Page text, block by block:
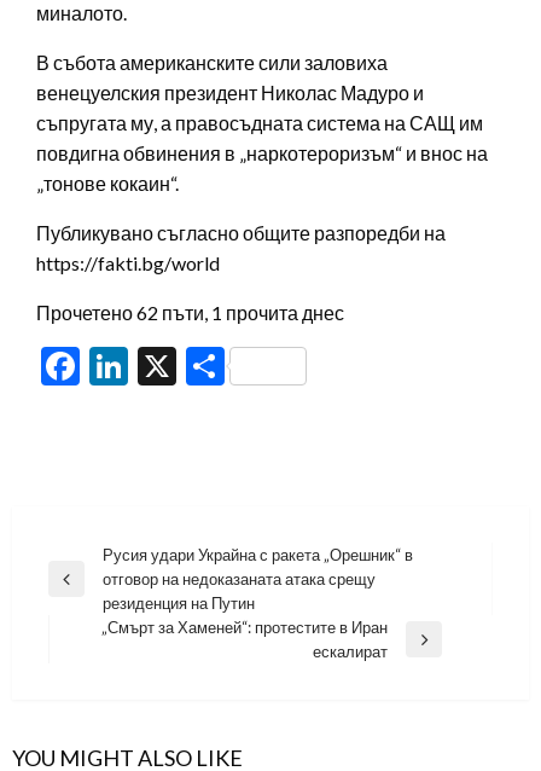
миналото.
В събота американските сили заловиха
венецуелския президент Николас Мадуро и
съпругата му, а правосъдната система на САЩ им
повдигна обвинения в „наркотероризъм“ и внос на
„тонове кокаин“.
Публикувано съгласно общите разпоредби на
https://fakti.bg/world
Прочетено 62 пъти, 1 прочита днес
Facebook
LinkedIn
X Share
Навигация
Previous
Русия удари Украйна с ракета „Орешник“ в
отговор на недоказаната атака срещу
резиденция на Путин
„Смърт за Хаменей“: протестите в Иран
ескалират
YOU MIGHT ALSO LIKE